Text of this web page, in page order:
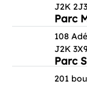
J2K 2J3
Parc
108
J2K
Parc
201